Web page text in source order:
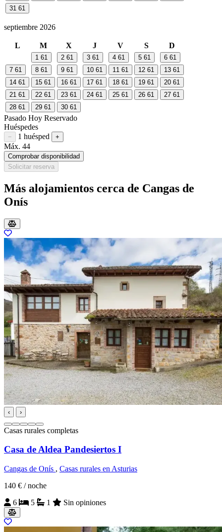
31 61
septiembre 2026
L M X J V S D
1 61 2 61 3 61 4 61 5 61 6 61
7 61 8 61 9 61 10 61 11 61 12 61 13 61
14 61 15 61 16 61 17 61 18 61 19 61 20 61
21 61 22 61 23 61 24 61 25 61 26 61 27 61
28 61 29 61 30 61
Pasado Hoy Reservado
Huéspedes
Restar huésped
− 1 huésped Sumar huésped
+
Máx. 44
Comprobar disponibilidad
Solicitar reserva
Más alojamientos cerca de Cangas de
Onís
‹ ›
Casas rurales completas
Casa de Aldea Pandesiertos I
Cangas de Onís , Casas rurales en Asturias
140 € / noche
6
5 1 Sin opiniones